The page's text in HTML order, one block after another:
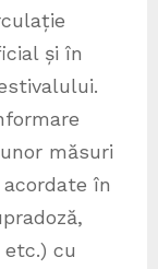
și în
măsuri
în
cu